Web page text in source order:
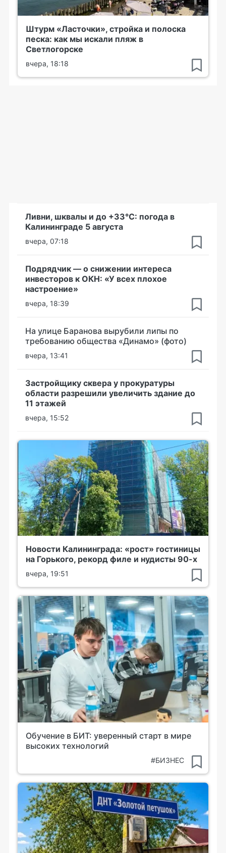
Штурм «Ласточки», стройка и полоска
песка: как мы искали пляж в
Светлогорске
вчера, 18:18
Ливни, шквалы и до +33°С: погода в
Калининграде 5 августа
вчера, 07:18
Подрядчик — о снижении интереса
инвесторов к ОКН: «У всех плохое
настроение»
вчера, 18:39
На улице Баранова вырубили липы по
требованию общества «Динамо» (фото)
вчера, 13:41
Застройщику сквера у прокуратуры
области разрешили увеличить здание до
11 этажей
вчера, 15:52
Новости Калининграда: «рост» гостиницы
на Горького, рекорд филе и нудисты 90-х
вчера, 19:51
Обучение в БИТ: уверенный старт в мире
высоких технологий
#БИЗНЕС